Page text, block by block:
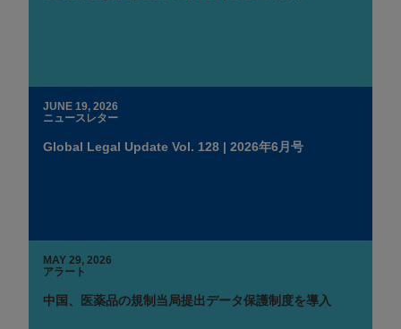
JUNE 19, 2026
ニュースレター
Global Legal Update Vol. 128 | 2026年6月号
MAY 29, 2026
アラート
中国、医薬品の規制当局提出データ保護制度を導入